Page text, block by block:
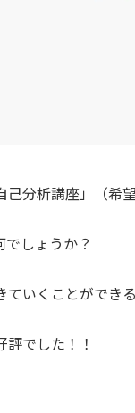
分析講座」（希
しょうか？
いくことができ
でした！！